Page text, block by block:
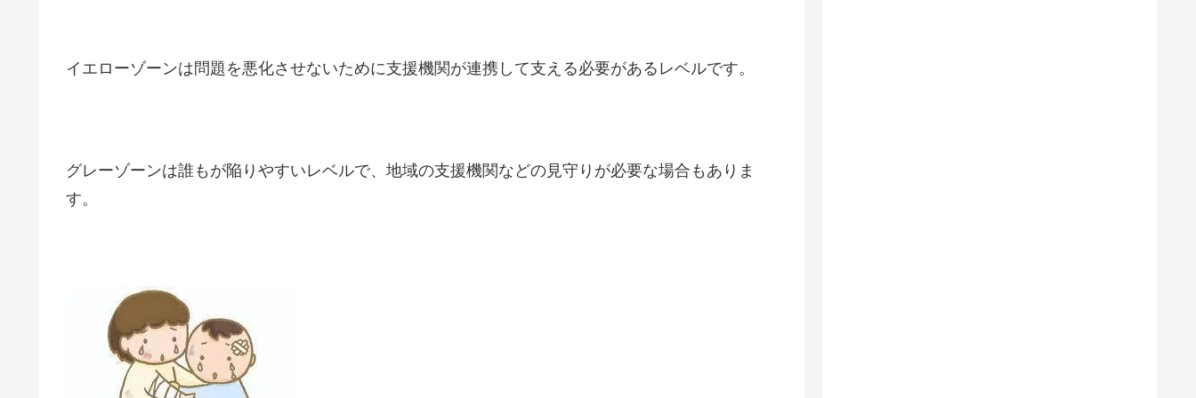
イエローゾーンは問題を悪化させないために支援機関が連携して支える必要があるレベルです。
グレーゾーンは誰もが陥りやすいレベルで、地域の支援機関などの見守りが必要な場合もありま
す。